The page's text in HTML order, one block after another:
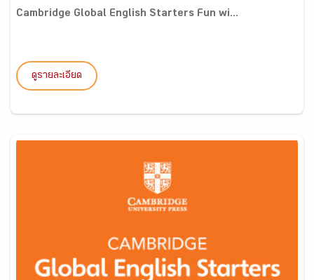
Cambridge Global English Starters Fun wi...
ดูรายละเอียด